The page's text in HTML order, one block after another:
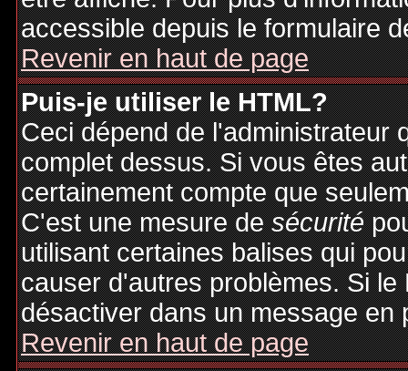
accessible depuis le formulaire
Revenir en haut de page
Puis-je utiliser le HTML?
Ceci dépend de l'administrateur
complet dessus. Si vous êtes
certainement compte que
C'est une mesure desécurité
utilisant certaines balises qui
causer d'autres problèmes. Si
désactiver dans un message en
Revenir en haut de page